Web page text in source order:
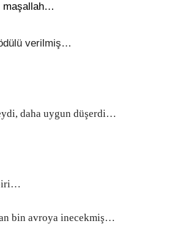
maşallah…
verilmiş…
daha uygun düşerdi…
bin avroya inecekmiş…